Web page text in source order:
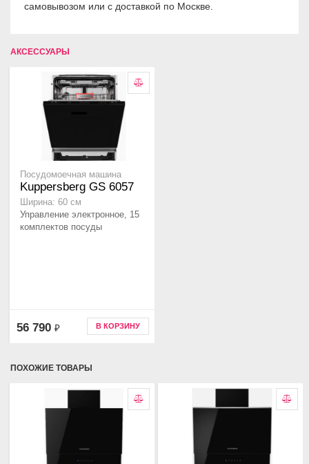
самовывозом или с доставкой по Москве.
АКСЕССУАРЫ
Посудомоечная машина
Kuppersberg GS 6057
Ширина: 60 см
Управление электронное, 15
комплектов посуды
56 790 ₽ В КОРЗИНУ
ПОХОЖИЕ ТОВАРЫ